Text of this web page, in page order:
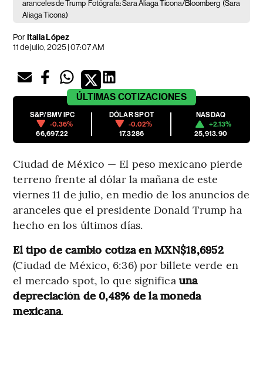
aranceles de Trump Fotógrafa: Sara Aliaga Ticona/Bloomberg (Sara
Aliaga Ticona)
PorItalia López
11 de julio, 2025 | 07:07 AM
ÚLTIMAS COTIZACIONES
S&P/BMV IPC
-0.36%
66,697.22
DÓLAR SPOT
-0.02%
17.3286
NASDAQ
+2.13%
25,913.90
Ciudad de México — El peso mexicano pierde
terreno frente al dólar la mañana de este
viernes 11 de julio, en medio de los anuncios de
aranceles que el presidente Donald Trump ha
hecho en los últimos días.
El tipo de cambio cotiza en MXN$18,6952
(Ciudad de México, 6:36) por billete verde en
el mercado spot, lo que significa una
depreciación de 0,48% de la moneda
mexicana.